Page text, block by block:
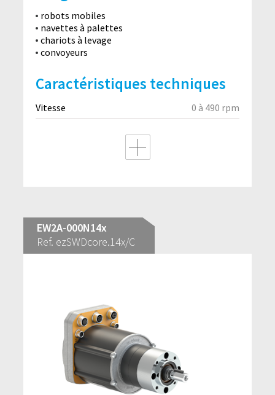
robots mobiles
navettes à palettes
chariots à levage
convoyeurs
Caractéristiques techniques
Vitesse 0 à 490 rpm
EW2A-000N14x
Ref. ezSWDcore.14x/C